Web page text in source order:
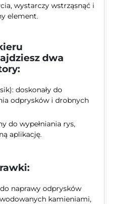
wystarczy wstrząsnąć i
element.
dwa
doskonały do
odprysków i drobnych
do wypełniania rys,
aplikację.
naprawy odprysków
kamieniami,